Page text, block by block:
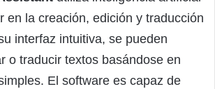
en la creación, edición y traducción
interfaz intuitiva, se pueden
o traducir textos basándose en
El software es capaz de